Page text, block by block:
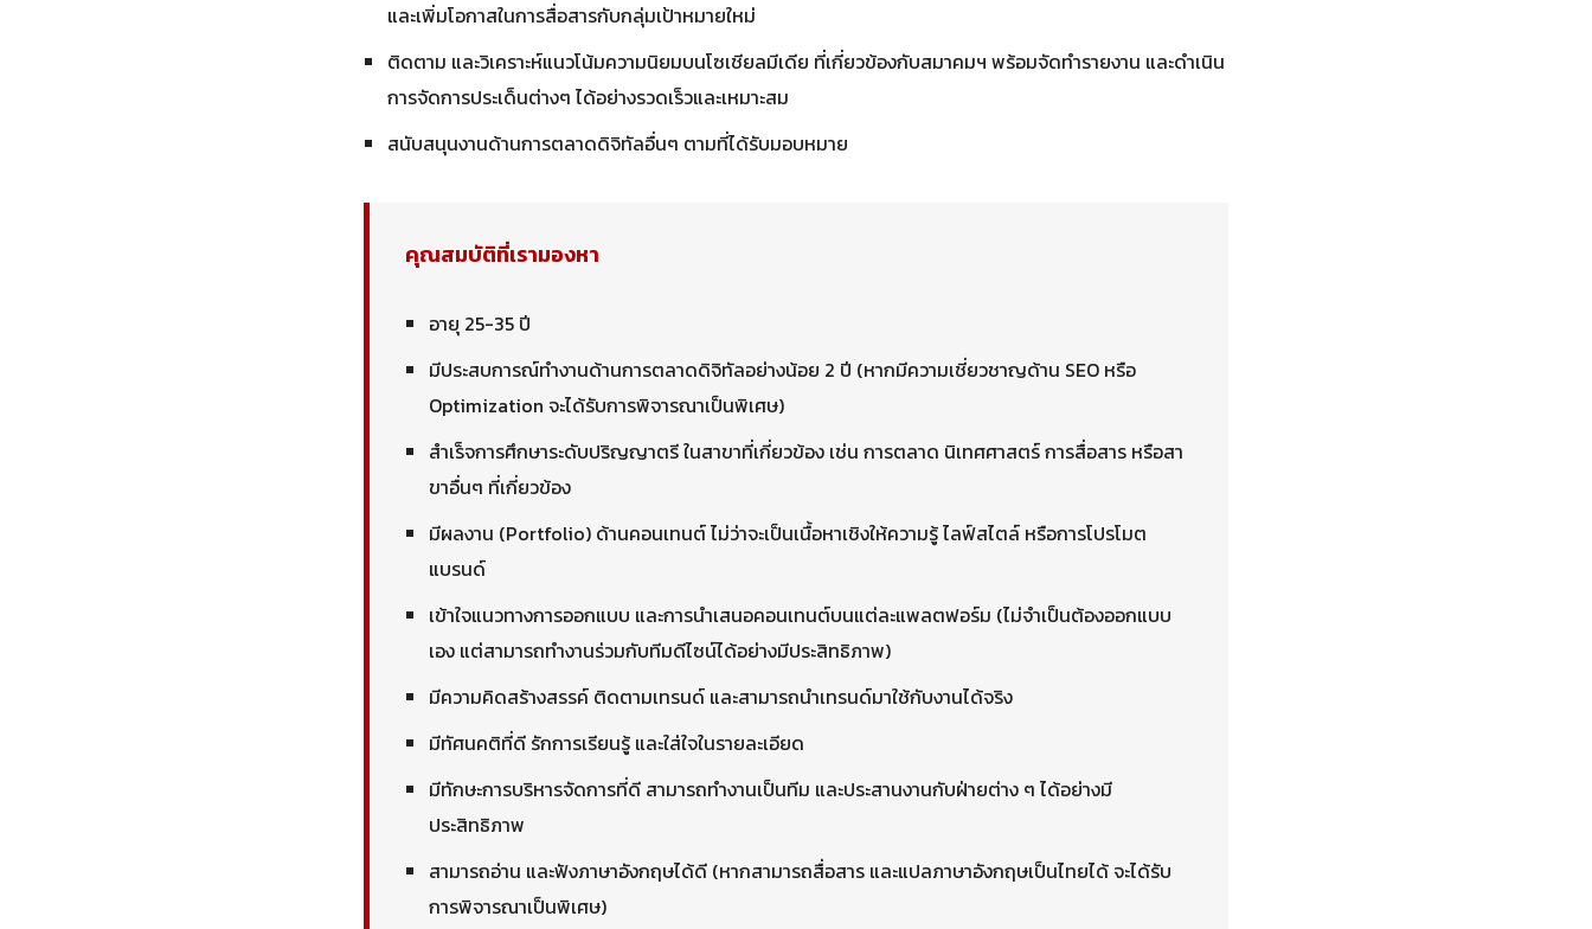
และเพิ่มโอกาสในการสื่อสารกับกลุ่มเป้าหมายใหม่
ติดตาม และวิเคราะห์แนวโน้มความนิยมบนโซเชียลมีเดีย ที่เกี่ยวข้องกับสมาคมฯ พร้อมจัดทำรายงาน และดำเนิน
การจัดการประเด็นต่างๆ ได้อย่างรวดเร็วและเหมาะสม
สนับสนุนงานด้านการตลาดดิจิทัลอื่นๆ ตามที่ได้รับมอบหมาย
คุณสมบัติที่เรามองหา
อายุ 25-35 ปี
มีประสบการณ์ทำงานด้านการตลาดดิจิทัลอย่างน้อย 2 ปี (หากมีความเชี่ยวชาญด้าน SEO หรือ
Optimization จะได้รับการพิจารณาเป็นพิเศษ)
สำเร็จการศึกษาระดับปริญญาตรี ในสาขาที่เกี่ยวข้อง เช่น การตลาด นิเทศศาสตร์ การสื่อสาร หรือสา
ขาอื่นๆ ที่เกี่ยวข้อง
มีผลงาน (Portfolio) ด้านคอนเทนต์ ไม่ว่าจะเป็นเนื้อหาเชิงให้ความรู้ ไลฟ์สไตล์ หรือการโปรโมต
แบรนด์
เข้าใจแนวทางการออกแบบ และการนำเสนอคอนเทนต์บนแต่ละแพลตฟอร์ม (ไม่จำเป็นต้องออกแบบ
เอง แต่สามารถทำงานร่วมกับทีมดีไซน์ได้อย่างมีประสิทธิภาพ)
มีความคิดสร้างสรรค์ ติดตามเทรนด์ และสามารถนำเทรนด์มาใช้กับงานได้จริง
มีทัศนคติที่ดี รักการเรียนรู้ และใส่ใจในรายละเอียด
มีทักษะการบริหารจัดการที่ดี สามารถทำงานเป็นทีม และประสานงานกับฝ่ายต่าง ๆ ได้อย่างมี
ประสิทธิภาพ
สามารถอ่าน และฟังภาษาอังกฤษได้ดี (หากสามารถสื่อสาร และแปลภาษาอังกฤษเป็นไทยได้ จะได้รับ
การพิจารณาเป็นพิเศษ)